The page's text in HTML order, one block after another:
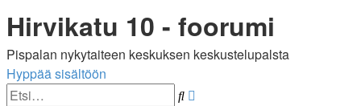
Hirvikatu 10 - foorumi
Pispalan nykytaiteen keskuksen keskustelupalsta
Hyppää sisältöön
Etsi